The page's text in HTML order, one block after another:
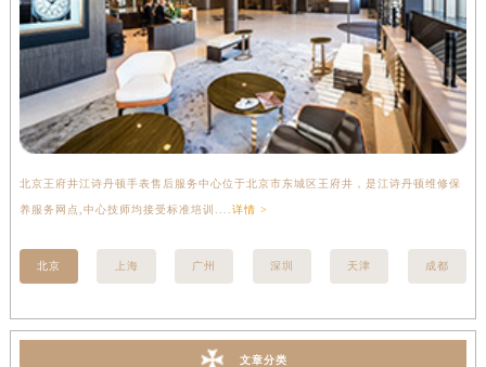
北京王府井江诗丹顿手表售后服务中心位于北京市东城区王府井，是江诗丹顿维修保
养服务网点,中心技师均接受标准培训.... 详情 >
北京 上海 广州 深圳 天津 成都
文章分类